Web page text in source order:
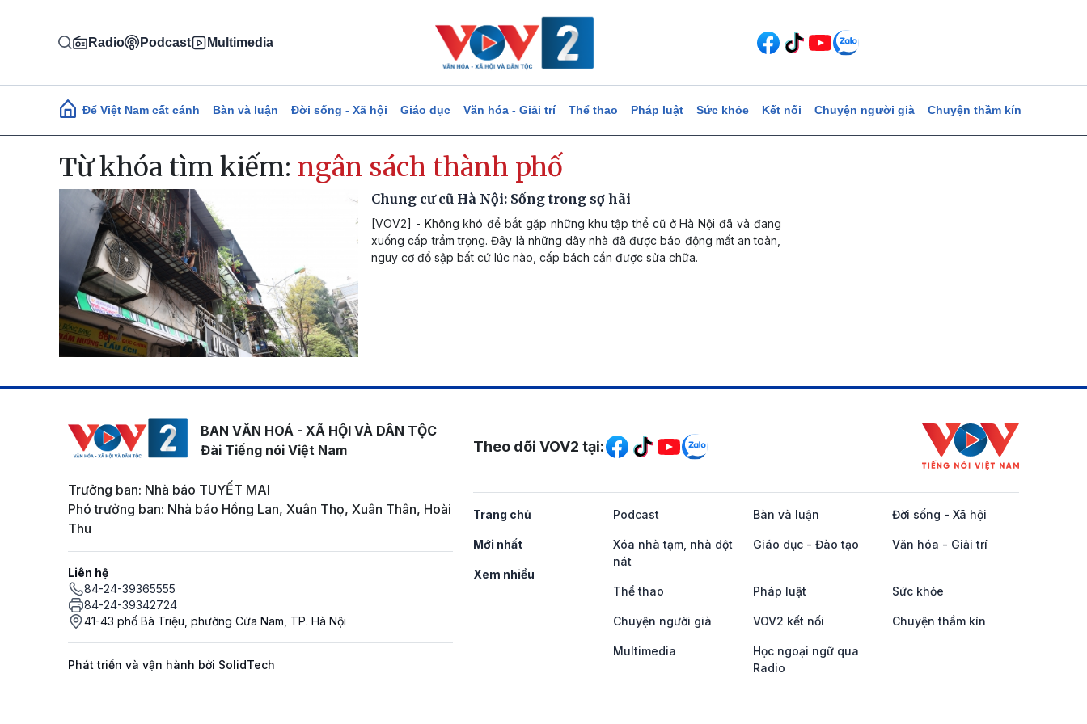
Radio Podcast Multimedia
Main navigation
Để Việt Nam cất cánh Bàn và luận Đời sống - Xã hội Giáo dục Văn hóa - Giải trí Thể thao Pháp luật Sức khỏe Kết nối Chuyện người già Chuyện thầm kín
Từ khóa tìm kiếm: ngân sách thành phố
Chung cư cũ Hà Nội: Sống trong sợ hãi
[VOV2] - Không khó để bắt gặp những khu tập thể cũ ở Hà Nội đã và đang
xuống cấp trầm trọng. Đây là những dãy nhà đã được báo động mất an toàn,
nguy cơ đổ sập bất cứ lúc nào, cấp bách cần được sửa chữa.
BAN VĂN HOÁ - XÃ HỘI VÀ DÂN TỘC
Đài Tiếng nói Việt Nam
Trưởng ban: Nhà báo TUYẾT MAI
Phó trưởng ban: Nhà báo Hồng Lan, Xuân Thọ, Xuân Thân, Hoài
Thu
Liên hệ
84-24-39365555
84-24-39342724
41-43 phố Bà Triệu, phường Cửa Nam, TP. Hà Nội
Phát triển và vận hành bởi SolidTech
Mạng xã hội
Theo dõi VOV2 tại:
Trang chủ
Mới nhất
Xem nhiều
Podcast Bàn và luận Đời sống - Xã hội
Xóa nhà tạm, nhà dột
nát
Giáo dục - Đào tạo Văn hóa - Giải trí
Thể thao Pháp luật Sức khỏe
Chuyện người già VOV2 kết nối Chuyện thầm kín
Multimedia
Học ngoại ngữ qua
Radio